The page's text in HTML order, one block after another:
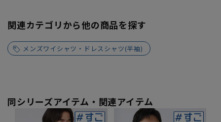
関連カテゴリから他の商品を探す
メンズワイシャツ・ドレスシャツ(半袖)
同シリーズアイテム・関連アイテム